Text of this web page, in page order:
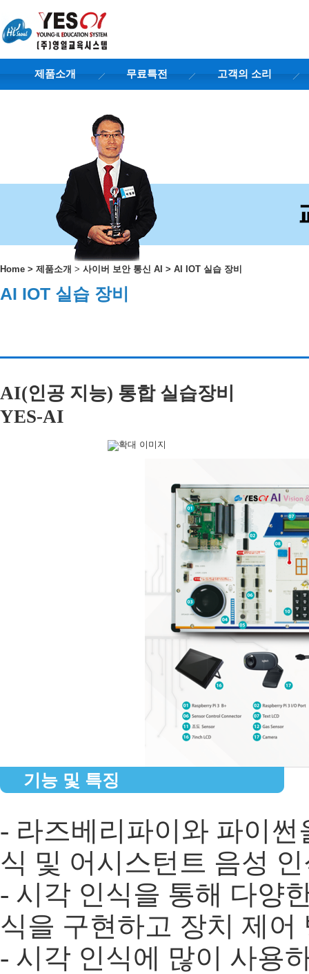
제품소개 무료특전 고객의 소리
Home > 제품소개 > 사이버 보안 통신 AI > AI IOT 실습 장비
AI IOT 실습 장비
AI(인공 지능) 통합 실습장비
YES-AI
기능 및 특징
- 라즈베리파이와 파이
식 및 어시스턴트 음성
- 시각 인식을 통해 다양
식을 구현하고 장치 제어
- 시각 인식에 많이 사용